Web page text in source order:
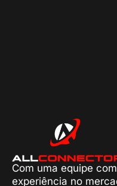
Com uma equipe
experiência no